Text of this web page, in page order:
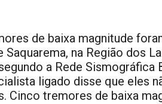
de baixa magnitude
Saquarema, na Região dos
a Rede Sismográfica
ligado disse que eles
Cinco tremores de baixa